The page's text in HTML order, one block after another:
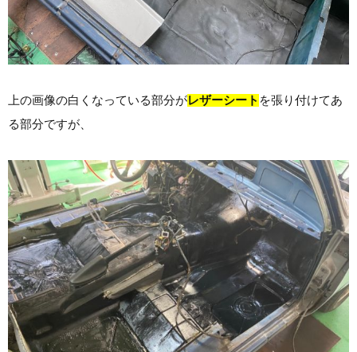
上の画像の白くなっている部分がレザーシート を張り付けてあ
る部分ですが、